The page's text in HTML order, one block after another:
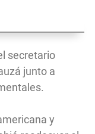
secretario
junto a
y